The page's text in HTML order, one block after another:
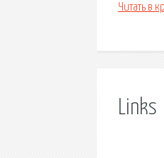
Читать в
Links